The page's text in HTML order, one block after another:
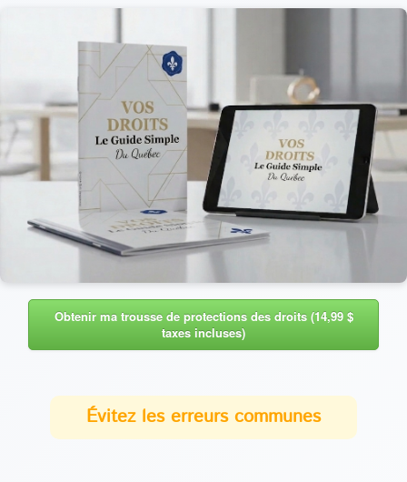
Obtenir ma trousse de protections des droits (14,99 $
taxes incluses)
Évitez les erreurs communes